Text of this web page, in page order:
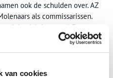
van cookies
ook de schulden over. AZ
als commissarissen.
de club bestuurd. De
gesteld dat AZ’67 in Alkmaar
bereikte AZ de finale van